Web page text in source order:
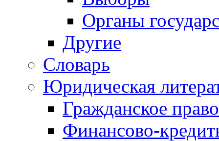
Органы
Другие
Словарь
Юридическая
Гражданское право
Финансово-